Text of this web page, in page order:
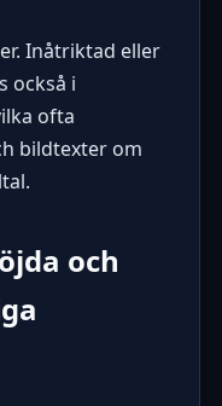
Inåtriktad eller
också i
ofta
bildtexter om
och